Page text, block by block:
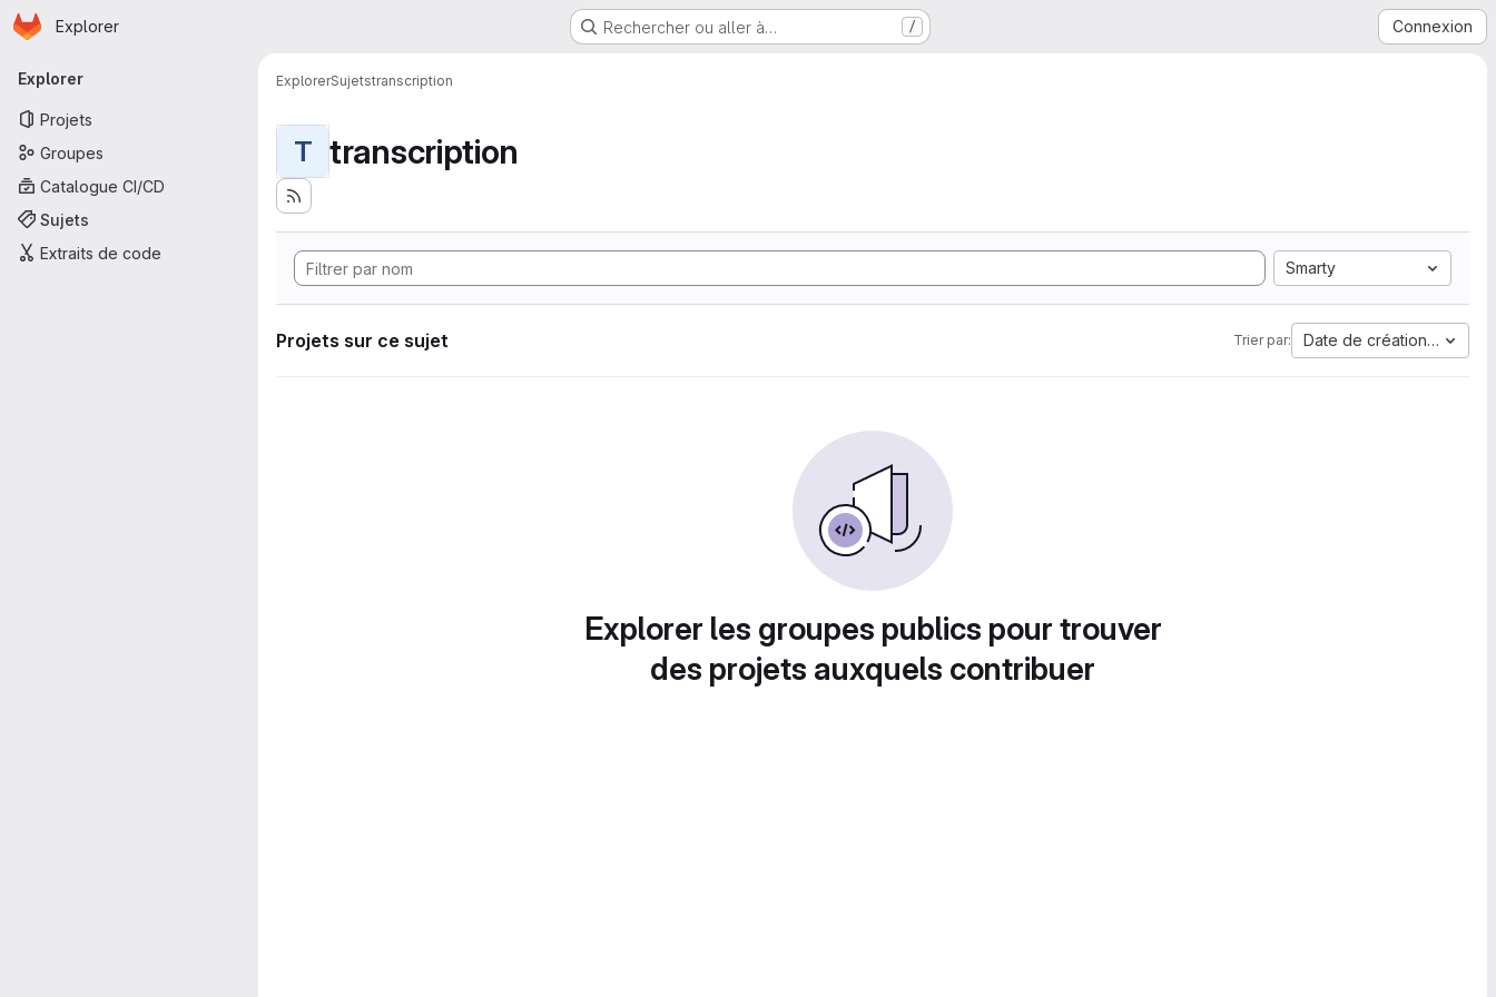
Passer au contenu principal
Page d'accueil
Explorer Rechercher ou aller à… / Connexion
Navigation principale
Explorer
Projets
Groupes
Catalogue CI/CD
Sujets
Extraits de code
ExplorerSujetstranscription
T transcription
Smarty
Projets sur ce sujet Trier par: Date de création la plus
Explorer les groupes publics pour trouver
des projets auxquels contribuer